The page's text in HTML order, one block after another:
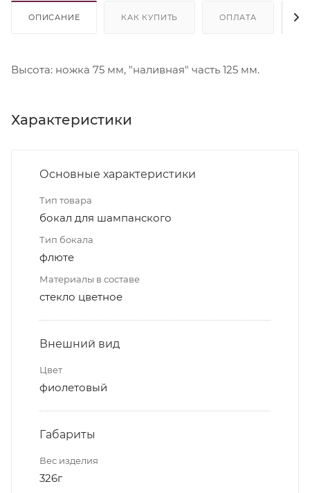
ОПИСАНИЕ КАК КУПИТЬ ОПЛАТА
Высота: ножка 75 мм, "наливная" часть 125 мм.
Характеристики
Основные характеристики
Тип товара
бокал для шампанского
Тип бокала
флюте
Материалы в составе
стекло цветное
Внешний вид
Цвет
фиолетовый
Габариты
Вес изделия
326г